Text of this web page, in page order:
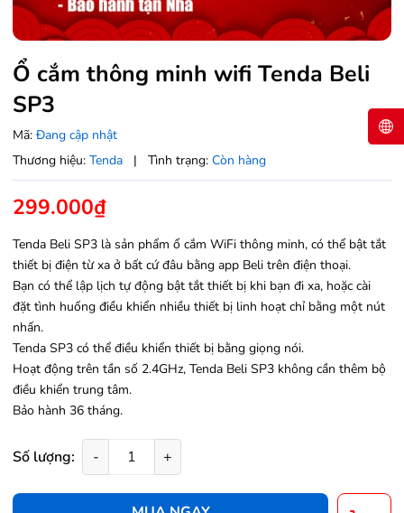
Ổ cắm thông minh wifi Tenda Beli
SP3
Mã: Đang cập nhật
Thương hiệu: Tenda | Tình trạng: Còn hàng
299.000₫
Tenda Beli SP3 là sản phẩm ổ cắm WiFi thông minh, có thể bật tắt
thiết bị điện từ xa ở bất cứ đâu bằng app Beli trên điện thoại.
Bạn có thể lập lịch tự động bật tắt thiết bị khi bạn đi xa, hoặc cài
đặt tình huống điều khiển nhiều thiết bị linh hoạt chỉ bằng một nút
nhấn.
Tenda SP3 có thể điều khiển thiết bị bằng giọng nói.
Hoạt động trên tần số 2.4GHz, Tenda Beli SP3 không cần thêm bộ
điều khiển trung tâm.
Bảo hành 36 tháng.
Số lượng: - +